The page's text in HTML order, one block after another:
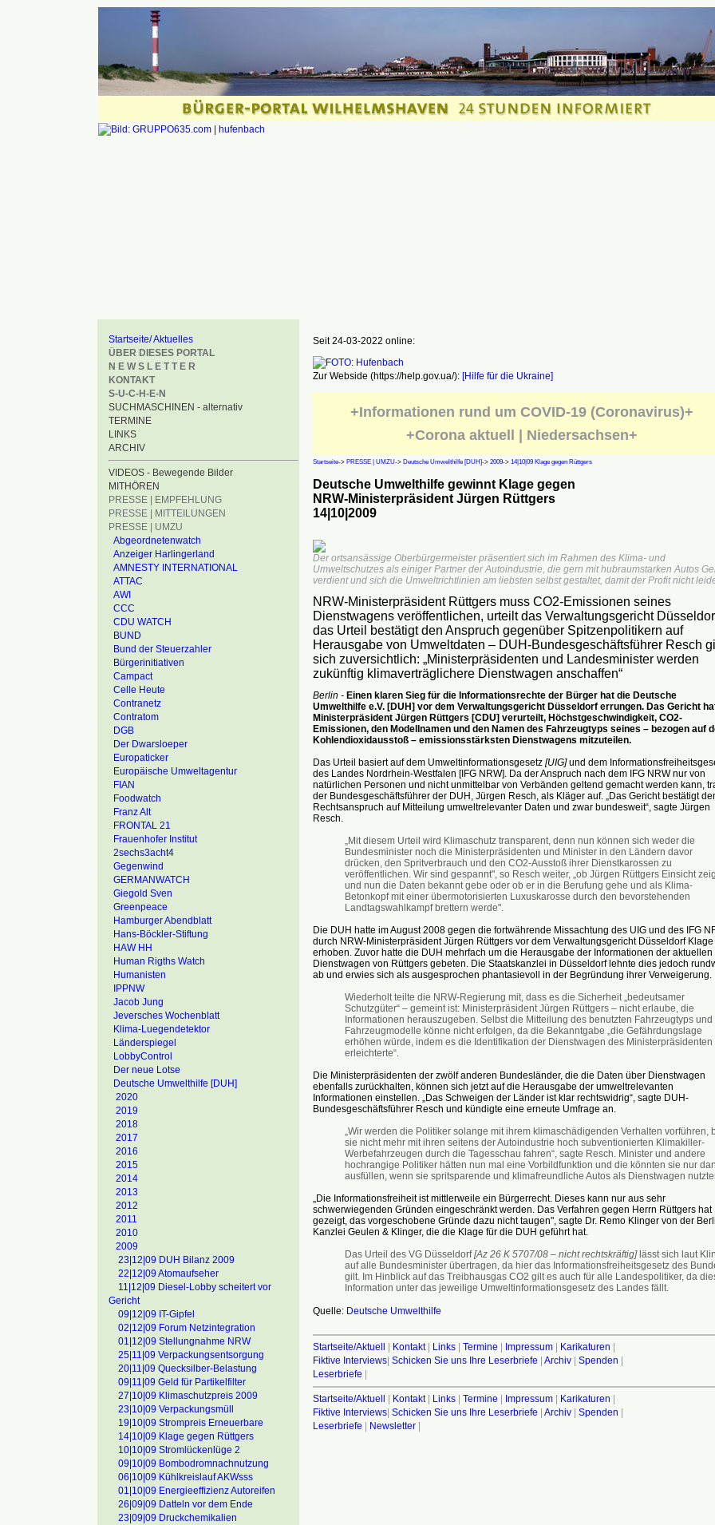
Startseite/ Aktuelles
ÜBER DIESES PORTAL
N E W S L E T T E R
KONTAKT
S-U-C-H-E-N
SUCHMASCHINEN - alternativ
TERMINE
LINKS
ARCHIV
VIDEOS - Bewegende Bilder
MITHÖREN
PRESSE | EMPFEHLUNG
PRESSE | MITTEILUNGEN
PRESSE | UMZU
Abgeordnetenwatch
Anzeiger Harlingerland
AMNESTY INTERNATIONAL
ATTAC
AWI
CCC
CDU WATCH
BUND
Bund der Steuerzahler
Bürgerinitiativen
Campact
Celle Heute
Contranetz
Contratom
DGB
Der Dwarsloeper
Europaticker
Europäische Umweltagentur
FIAN
Foodwatch
Franz Alt
FRONTAL 21
Frauenhofer Institut
2sechs3acht4
Gegenwind
GERMANWATCH
Giegold Sven
Greenpeace
Hamburger Abendblatt
Hans-Böckler-Stiftung
HAW HH
Human Rigths Watch
Humanisten
IPPNW
Jacob Jung
Jeversches Wochenblatt
Klima-Luegendetektor
Länderspiegel
LobbyControl
Der neue Lotse
Deutsche Umwelthilfe [DUH]
2020
2019
2018
2017
2016
2015
2014
2013
2012
2011
2010
2009
23|12|09 DUH Bilanz 2009
22|12|09 Atomaufseher
11|12|09 Diesel-Lobby scheitert vor
Gericht
09|12|09 IT-Gipfel
02|12|09 Forum Netzintegration
01|12|09 Stellungnahme NRW
25|11|09 Verpackungsentsorgung
20|11|09 Quecksilber-Belastung
09|11|09 Geld für Partikelfilter
27|10|09 Klimaschutzpreis 2009
23|10|09 Verpackungsmüll
19|10|09 Strompreis Erneuerbare
14|10|09 Klage gegen Rüttgers
10|10|09 Stromlückenlüge 2
09|10|09 Bombodromnachnutzung
06|10|09 Kühlkreislauf AKWsss
01|10|09 Energieeffizienz Autoreifen
26|09|09 Datteln vor dem Ende
23|09|09 Druckchemikalien
Seit 24-03-2022 online:
Zur Webside (https://help.gov.ua/): [Hilfe für die Ukraine]
+Informationen rund um COVID-19 (Coronavirus)+
+Corona aktuell | Niedersachsen+
Startseite-> PRESSE | UMZU-> Deutsche Umwelthilfe [DUH]-> 2009-> 14|10|09 Klage gegen Rüttgers
Deutsche Umwelthilfe gewinnt Klage gegen
NRW-Ministerpräsident Jürgen Rüttgers
14|10|2009
Der ortsansässige Oberbürgermeister präsentiert sich im Rahmen des Klima- und
Umweltschutzes als einiger Partner der Autoindustrie, die gern mit hubraumstarken Autos
verdient und sich die Umweltrichtlinien am liebsten selbst gestaltet, damit der Profit nicht
NRW-Ministerpräsident Rüttgers muss CO2-Emissionen seines
Dienstwagens veröffentlichen, urteilt das Verwaltungsgericht
das Urteil bestätigt den Anspruch gegenüber Spitzenpolitikern auf
Herausgabe von Umweltdaten – DUH-Bundesgeschäftsführer Resch
sich zuversichtlich: „Ministerpräsidenten und Landesminister werden
zukünftig klimaverträglichere Dienstwagen anschaffen“
Berlin -Einen klaren Sieg für die Informationsrechte der Bürger hat die Deutsche
Umwelthilfe e.V. [DUH] vor dem Verwaltungsgericht Düsseldorf errungen. Das Gericht
Ministerpräsident Jürgen Rüttgers [CDU] verurteilt, Höchstgeschwindigkeit, CO2-
Emissionen, den Modellnamen und den Namen des Fahrzeugtyps seines – bezogen auf
Kohlendioxidausstoß – emissionsstärksten Dienstwagens mitzuteilen.
Das Urteil basiert auf dem Umweltinformationsgesetz [UIG]und dem
des Landes Nordrhein-Westfalen [IFG NRW]. Da der Anspruch nach dem IFG NRW nur von
natürlichen Personen und nicht unmittelbar von Verbänden geltend gemacht werden kann,
der Bundesgeschäftsführer der DUH, Jürgen Resch, als Kläger auf. „Das Gericht bestätigt
Rechtsanspruch auf Mitteilung umweltrelevanter Daten und zwar bundesweit“, sagte Jürgen
Resch.
„Mit diesem Urteil wird Klimaschutz transparent, denn nun können sich weder die
Bundesminister noch die Ministerpräsidenten und Minister in den Ländern davor
drücken, den Spritverbrauch und den CO2-Ausstoß ihrer Dienstkarossen zu
veröffentlichen. Wir sind gespannt", so Resch weiter, „ob Jürgen Rüttgers Einsicht
und nun die Daten bekannt gebe oder ob er in die Berufung gehe und als Klima-
Betonkopf mit einer übermotorisierten Luxuskarosse durch den bevorstehenden
Landtagswahlkampf brettern werde".
Die DUH hatte im August 2008 gegen die fortwährende Missachtung des UIG und des IFG
durch NRW-Ministerpräsident Jürgen Rüttgers vor dem Verwaltungsgericht Düsseldorf Klage
erhoben. Zuvor hatte die DUH mehrfach um die Herausgabe der Informationen der aktuellen
Dienstwagen von Rüttgers gebeten. Die Staatskanzlei in Düsseldorf lehnte dies jedoch
ab und erwies sich als ausgesprochen phantasievoll in der Begründung ihrer Verweigerung.
Wiederholt teilte die NRW-Regierung mit, dass es die Sicherheit „bedeutsamer
Schutzgüter“ – gemeint ist: Ministerpräsident Jürgen Rüttgers – nicht erlaube, die
Informationen herauszugeben. Selbst die Mitteilung des benutzten Fahrzeugtyps und
Fahrzeugmodelle könne nicht erfolgen, da die Bekanntgabe „die Gefährdungslage
erhöhen würde, indem es die Identifikation der Dienstwagen des Ministerpräsidenten
erleichterte“.
Die Ministerpräsidenten der zwölf anderen Bundesländer, die die Daten über Dienstwagen
ebenfalls zurückhalten, können sich jetzt auf die Herausgabe der umweltrelevanten
Informationen einstellen. „Das Schweigen der Länder ist klar rechtswidrig“, sagte DUH-
Bundesgeschäftsführer Resch und kündigte eine erneute Umfrage an.
„Wir werden die Politiker solange mit ihrem klimaschädigenden Verhalten vorführen,
sie nicht mehr mit ihren seitens der Autoindustrie hoch subventionierten Klimakiller-
Werbefahrzeugen durch die Tagesschau fahren“, sagte Resch. Minister und andere
hochrangige Politiker hätten nun mal eine Vorbildfunktion und die könnten sie nur
ausfüllen, wenn sie spritsparende und klimafreundliche Autos als Dienstwagen
„Die Informationsfreiheit ist mittlerweile ein Bürgerrecht. Dieses kann nur aus sehr
schwerwiegenden Gründen eingeschränkt werden. Das Verfahren gegen Herrn Rüttgers hat
gezeigt, das vorgeschobene Gründe dazu nicht taugen", sagte Dr. Remo Klinger von der
Kanzlei Geulen & Klinger, die die Klage für die DUH geführt hat.
Das Urteil des VG Düsseldorf[Az 26 K 5707/08 – nicht rechtskräftig]lässt sich laut
auf alle Bundesminister übertragen, da hier das Informationsfreiheitsgesetz des
gilt. Im Hinblick auf das Treibhausgas CO2 gilt es auch für alle Landespolitiker, da
Information unter das jeweilige Umweltinformationsgesetz des Landes fällt.
Quelle: Deutsche Umwelthilfe
Startseite/Aktuell | Kontakt| Links| Termine | Impressum| Karikaturen |
Fiktive Interviews| Schicken Sie uns Ihre Leserbriefe | Archiv| Spenden |
Leserbriefe |
Startseite/Aktuell | Kontakt| Links| Termine | Impressum| Karikaturen |
Fiktive Interviews| Schicken Sie uns Ihre Leserbriefe | Archiv| Spenden |
Leserbriefe | Newsletter|